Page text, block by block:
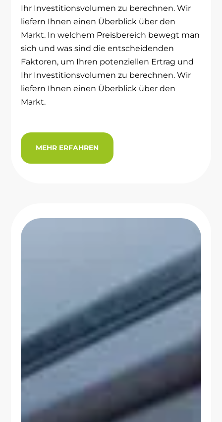
Ihr Investitionsvolumen zu berechnen. Wir
liefern Ihnen einen Überblick über den
Markt. In welchem Preisbereich bewegt man
sich und was sind die entscheidenden
Faktoren, um Ihren potenziellen Ertrag und
Ihr Investitionsvolumen zu berechnen. Wir
liefern Ihnen einen Überblick über den
Markt.
MEHR ERFAHREN